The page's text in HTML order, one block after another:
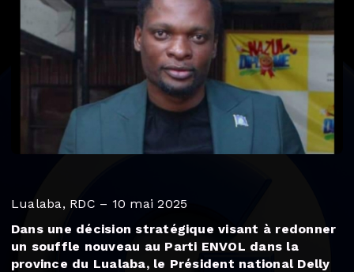
Lualaba, RDC – 10 mai 2025
Dans une décision stratégique visant à redonner
un souffle nouveau au Parti ENVOL dans la
province du Lualaba, le Président national Delly